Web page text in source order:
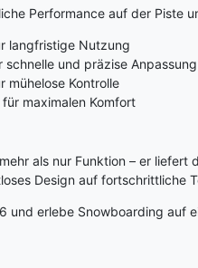
Performance auf der Piste
langfristige Nutzung
schnelle und präzise Anpassung
mühelose Kontrolle
maximalen Komfort
als nur Funktion – er
Design auf fortschrittliche
und erlebe Snowboarding auf